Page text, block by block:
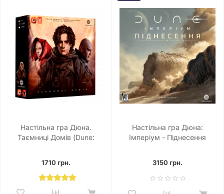
Настільна гра Дюна.
Таємниці Домів (Dune:
1710 грн.
Настільна гра Дюна:
Імперіум - Піднесення
3150 грн.